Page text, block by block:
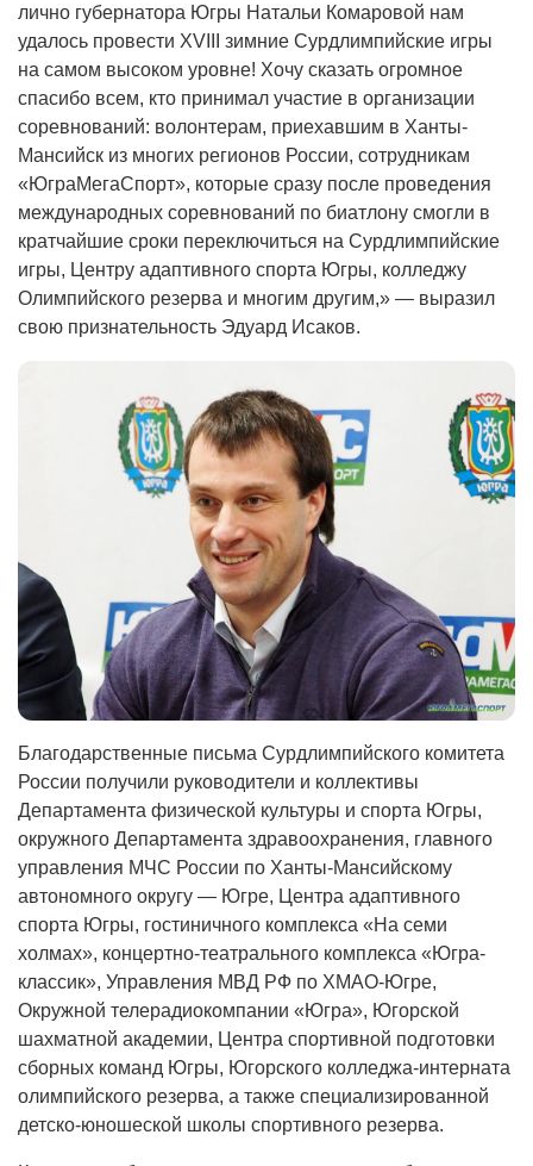
лично губернатора Югры Натальи Комаровой нам
удалось провести XVIII зимние Сурдлимпийские игры
на самом высоком уровне! Хочу сказать огромное
спасибо всем, кто принимал участие в организации
соревнований: волонтерам, приехавшим в Ханты-
Мансийск из многих регионов России, сотрудникам
«ЮграМегаСпорт», которые сразу после проведения
международных соревнований по биатлону смогли в
кратчайшие сроки переключиться на Сурдлимпийские
игры, Центру адаптивного спорта Югры, колледжу
Олимпийского резерва и многим другим,» — выразил
свою признательность Эдуард Исаков.
Благодарственные письма Сурдлимпийского комитета
России получили руководители и коллективы
Департамента физической культуры и спорта Югры,
окружного Департамента здравоохранения, главного
управления МЧС России по Ханты-Мансийскому
автономного округу — Югре, Центра адаптивного
спорта Югры, гостиничного комплекса «На семи
холмах», концертно-театрального комплекса «Югра-
классик», Управления МВД РФ по ХМАО-Югре,
Окружной телерадиокомпании «Югра», Югорской
шахматной академии, Центра спортивной подготовки
сборных команд Югры, Югорского колледжа-интерната
олимпийского резерва, а также специализированной
детско-юношеской школы спортивного резерва.